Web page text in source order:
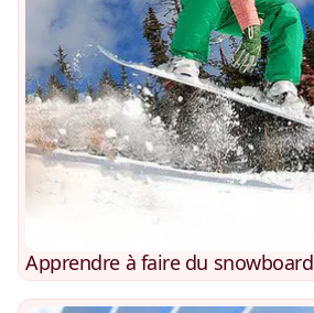
Apprendre à faire du snowboard